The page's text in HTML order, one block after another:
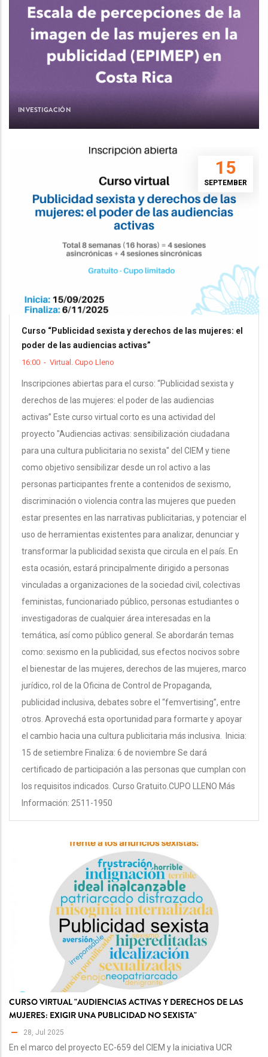
INVESTIGACIÓN
15
SEPTEMBER
Curso “Publicidad sexista y derechos de las mujeres: el
poder de las audiencias activas”
16:00 - Virtual. Cupo Lleno
Inscripciones abiertas para el curso: “Publicidad sexista y
derechos de las mujeres: el poder de las audiencias
activas” Este curso virtual corto es una actividad del
proyecto "Audiencias activas: sensibilización ciudadana
para una cultura publicitaria no sexista" del CIEM y tiene
como objetivo sensibilizar desde un rol activo a las
personas participantes frente a contenidos de sexismo,
discriminación o violencia contra las mujeres que pueden
estar presentes en las narrativas publicitarias, y potenciar el
uso de herramientas existentes para analizar, denunciar y
transformar la publicidad sexista que circula en el país. En
esta ocasión, estará principalmente dirigido a personas
vinculadas a organizaciones de la sociedad civil, colectivas
feministas, funcionariado público, personas estudiantes o
investigadoras de cualquier área interesadas en la
temática, así como público general. Se abordarán temas
como: sexismo en la publicidad, sus efectos nocivos sobre
el bienestar de las mujeres, derechos de las mujeres, marco
jurídico, rol de la Oficina de Control de Propaganda,
publicidad inclusiva, debates sobre el “femvertising”, entre
otros. Aprovechá esta oportunidad para formarte y apoyar
el cambio hacia una cultura publicitaria más inclusiva. Inicia:
15 de setiembre Finaliza: 6 de noviembre Se dará
certificado de participación a las personas que cumplan con
los requisitos indicados. Curso Gratuito.CUPO LLENO Más
Información: 2511-1950
CURSO VIRTUAL "AUDIENCIAS ACTIVAS Y DERECHOS DE LAS
MUJERES: EXIGIR UNA PUBLICIDAD NO SEXISTA"
28, Jul 2025
En el marco del proyecto EC-659 del CIEM y la iniciativa UCR